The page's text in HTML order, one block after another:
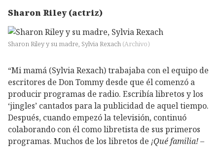
Sharon Riley (actriz)
Sharon Riley y su madre, Sylvia Rexach (Archivo)
“Mi mamá (Sylvia Rexach) trabajaba con el equipo de
escritores de Don Tommy desde que él comenzó a
producir programas de radio. Escribía libretos y los
‘jingles’ cantados para la publicidad de aquel tiempo.
Después, cuando empezó la televisión, continuó
colaborando con él como libretista de sus primeros
programas. Muchos de los libretos de ¡Qué familia!–